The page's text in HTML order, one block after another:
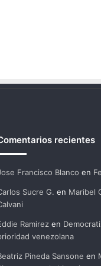
recientes
Francisco Blanco en
Sucre G. en Maribel
Ramirezen
venezolana
Pineda Sansone en